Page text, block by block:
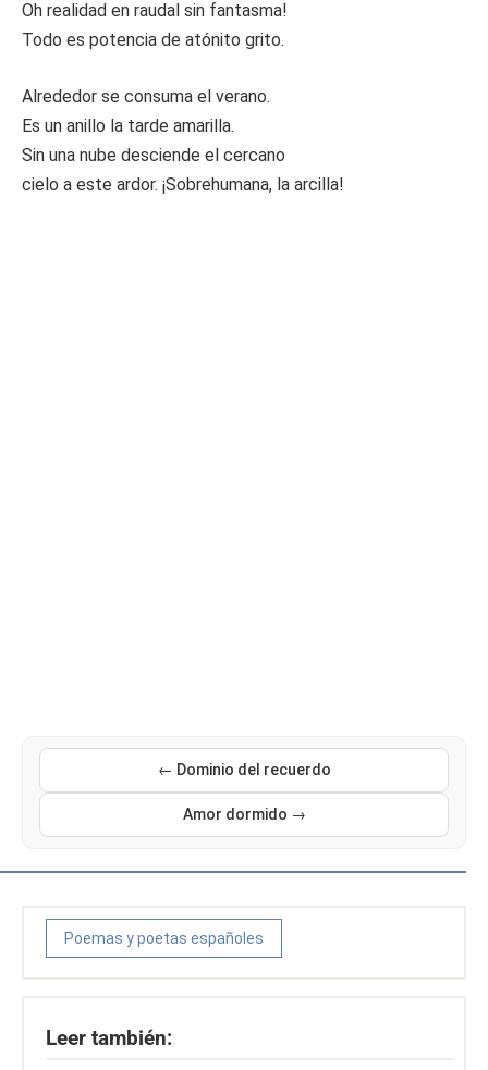
Oh realidad en raudal sin fantasma!
Todo es potencia de atónito grito.
Alrededor se consuma el verano.
Es un anillo la tarde amarilla.
Sin una nube desciende el cercano
cielo a este ardor. ¡Sobrehumana, la arcilla!
← Dominio del recuerdo
Amor dormido →
Poemas y poetas españoles
Leer también: